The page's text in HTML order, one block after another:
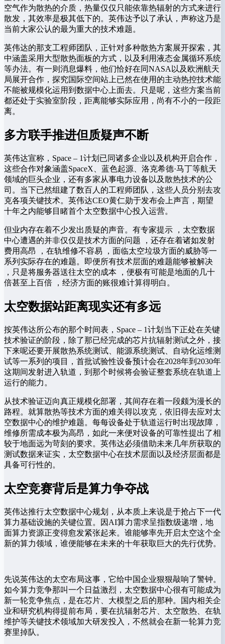
空气作为散热的介质，热量仅仅只能依靠热辐射的方式来进行
散发，其效率是极其低下的。英伟达予以了承认，声称这乃是
当前大家公认的最为重大的技术难题。
英伟达的那支工程师团队，正针对多种散热方案展开探索，其
中涵盖采用大型散热面板的方式，以及利用液态金属循环系统
等办法。有一则消息爆料，他们恰好在同NASA以及欧洲航天
局展开合作，探究国际空间站上已然在使用的主动热控技术能
不能被规模化运用到数据中心上面去。只是呢，这些方案当前
都还处于实验室阶段，距离能够实际应用，尚有不小的一段距
离。
多方联手推进但质疑声不断
英伟达宣称，Space – 1计划已同诸多企业以及机构开启合作，
这些合作对象涵盖SpaceX、蓝色起源、洛克希德·马丁等航天
领域的巨头企业，还有多家从事电力设备以及散热技术的公
司。当下已然组建了数百人的工程师团队，这些人员分别去攻
克各项关键技术。英伟达CEO黄仁勋于发布会上声言，期望
十年之内能够目睹首个太空数据中心投入运营。
但业内存在着不少发出质疑的声音。有专家提示 ，太空数据
中心遭遇的并非仅仅是技术方面的问题 ，还存在着诸如发射
费用高昂 ，在轨维修不容易 ，面临太空垃圾方面的威胁等一
系列实际存在的难题。即便所有技术层面的难题能够被解决
，只是将服务器送往太空的成本 ，便极有可能是地面的几十
倍甚至上百倍 ，经济方面的账很难计算得明白。
太空数据站距离现实还有多远
按英伟达所公布的那个时间表，Space – 1计划当下正处在关键
技术验证的阶段，除了那已经完成的芯片抗辐射测试之外，接
下来呢还要开展散热系统测试、能源系统测试、自动化运维测
试等一系列的项目，首批试验性设备预计会在2028年到2030年
这期间发射进入轨道，到那个时候将会验证整套系统在轨道上
运行的能力。
从技术验证迈向真正规模化部署，其间存在着一段颇为漫长的
路程。就算散热等技术方面的难关得以攻克，依旧得去应对太
空数据中心的维护难题。每每设备处于轨道运行时出现故障，
维修所需成本极为高昂，如此一来便对设备的可靠性提出了相
较于地面远为苛刻的要求。英伟达必须借助未来几年所获取的
测试数据来证实，太空数据中心在技术层面以及经济层面都是
具备可行性的。
太空竞赛背后是算力争夺战
英伟达推行太空数据中心规划，从本质上来说是于抢占下一代
算力基础设施的关键位置。因AI算力需求呈指数级递增，地
面算力资源正变得愈发紧张起来。谁能够率先开启太空这个全
新的算力领域，谁便能够在未来的十年获取巨大的先行优势。
先说英伟达的太空布局这事，它给中国企业狠狠敲响了警钟。
如今算力竞争那叫一个日益激烈，太空数据中心很有可能成为
新一轮竞争焦点，是在芯片、大模型之后的那种。国内相关企
业和研究机构得提前布局，要在抗辐射芯片、太空散热、在轨
维护等关键技术领域加大研发投入，不然就会在新一轮算力竞
赛里掉队。